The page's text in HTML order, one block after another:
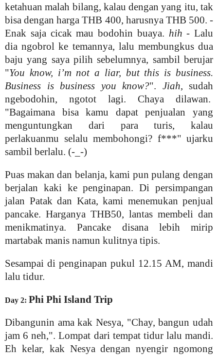
ketahuan malah bilang, kalau dengan yang itu, tak
bisa dengan harga THB 400, harusnya THB 500. -
Enak saja cicak mau bodohin buaya. hih - Lalu
dia ngobrol ke temannya, lalu membungkus dua
bajuyang saya pilih sebelumnya, sambil berujar
"You know, i’m not a liar, but this is business.
Business is business you know?". Jiah, sudah
ngebodohin, ngotot lagi. Chaya dilawan.
"Bagaimana bisa kamu dapat penjualan yang
menguntungkan dari para turis, kalau
perlakuanmu selalu membohongi? f***" ujarku
sambil berlalu. (-_-)
Puas makan dan belanja, kami pun pulang dengan
berjalan kaki ke penginapan. Di persimpangan
jalan Patak dan Kata, kami menemukan penjual
pancake. Harganya THB50, lantas membeli dan
menikmatinya. Pancake disana lebih mirip
martabak manis namun kulitnya tipis.
Sesampai di penginapan pukul 12.15 AM, mandi
lalu tidur.
Day 2: Phi Phi Island Trip
Dibangunin ama kak Nesya, "Chay, bangun udah
jam 6 neh,". Lompat dari tempat tidur lalu mandi.
Eh kelar, kak Nesya dengan nyengir ngomong